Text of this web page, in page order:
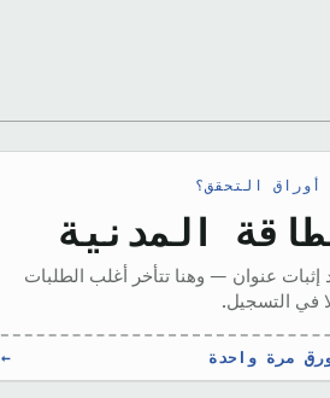
أوراق التحقق؟
المدنية
إثبات عنوان — وهنا تتأخر أغلب الطلبات
في التسجيل.
مرة واحدة ←